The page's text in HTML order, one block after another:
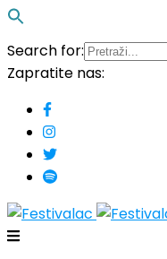
Search for:
Zapratite nas: